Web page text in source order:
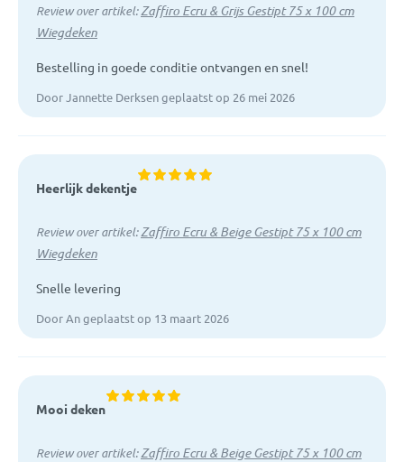
Review over artikel:Zaffiro Ecru & Grijs Gestipt 75 x 100 cm
Wiegdeken
Bestelling in goede conditie ontvangen en snel!
Door Jannette Derksen geplaatst op 26 mei 2026
Heerlijk dekentje
Review over artikel:Zaffiro Ecru & Beige Gestipt 75 x 100 cm
Wiegdeken
Snelle levering
Door An geplaatst op 13 maart 2026
Mooi deken
Review over artikel:Zaffiro Ecru & Beige Gestipt 75 x 100 cm